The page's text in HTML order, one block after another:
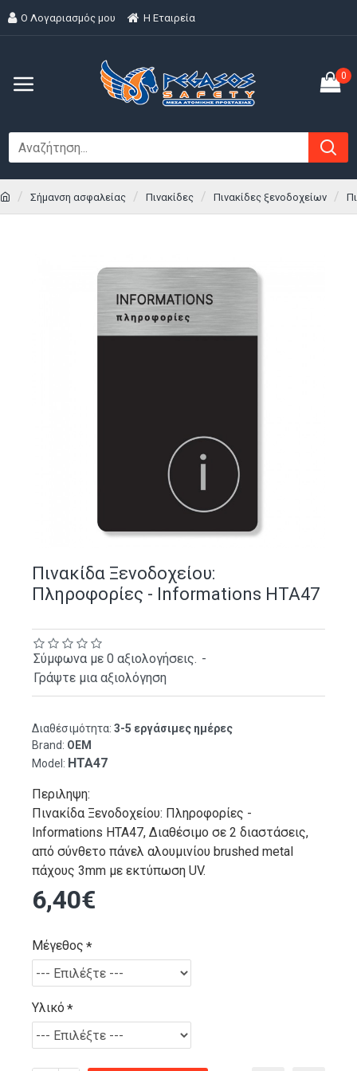
Ο Λογαριασμός μου H Εταιρεία
0
Σήμανση ασφαλείας Πινακίδες Πινακίδες ξενοδοχείων
Πινακίδα Ξενοδοχείου:
Πληροφορίες - Informations HTA47
Διαθέσιμότητα: 3-5 εργάσιμες ημέρες
Brand: OEM
Model: HTA47
Σύμφωνα με 0 αξιολογήσεις. -
Γράψτε μια αξιολόγηση
Περιληψη:
Πινακίδα Ξενοδοχείου: Πληροφορίες -
Informations HTA47, Διαθέσιμο σε 2 διαστάσεις,
από σύνθετο πάνελ αλουμινίου brushed metal
πάχους 3mm με εκτύπωση UV.
6,40€
Μέγεθος
Υλικό